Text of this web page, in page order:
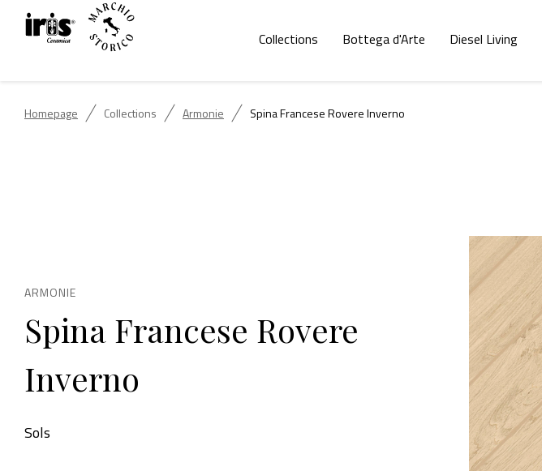
Collections Bottega d'Arte Diesel Living
Homepage Collections Armonie Spina Francese Rovere Inverno
ARMONIE
Spina Francese Rovere
Inverno
Sols